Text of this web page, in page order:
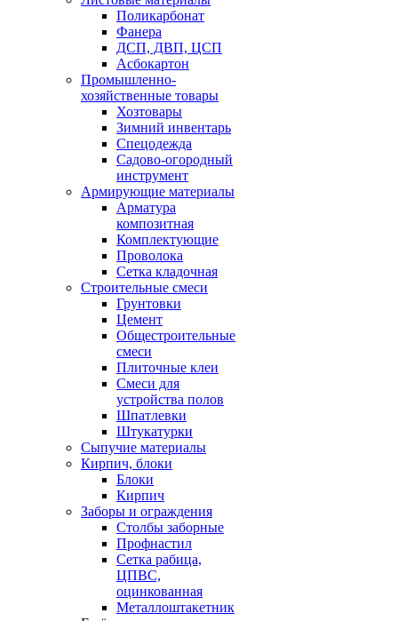
Поликарбонат
Фанера
ДСП, ДВП, ЦСП
Асбокартон
Промышленно-
хозяйственные товары
Хозтовары
Зимний инвентарь
Спецодежда
Садово-огородный
инструмент
Армирующие материалы
Арматура
композитная
Комплектующие
Проволока
Сетка кладочная
Строительные смеси
Грунтовки
Цемент
Общестроительные
смеси
Плиточные клеи
Смеси для
устройства полов
Шпатлевки
Штукатурки
Сыпучие материалы
Кирпич, блоки
Блоки
Кирпич
Заборы и ограждения
Столбы заборные
Профнастил
Сетка рабица,
ЦПВС,
оцинкованная
Металлоштакетник